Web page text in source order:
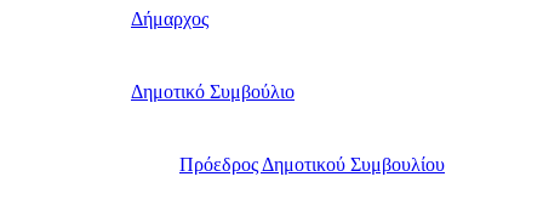
Δήμαρχος
Δημοτικό Συμβούλιο
Πρόεδρος Δημοτικού Συμβουλίου